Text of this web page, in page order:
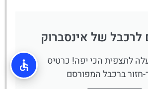
לרכבל של אינסברוק
לתצפית הכי יפה! כרטיס
חזור ברכבל המפורסם